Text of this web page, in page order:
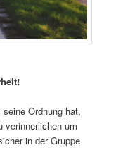
Ordnung hat,
verinnerlichen um
in der Gruppe